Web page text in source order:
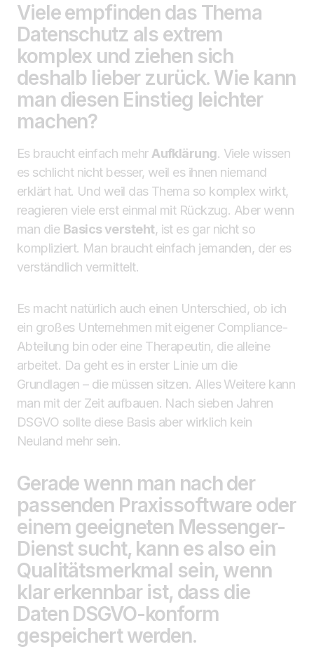
Viele empfinden das Thema
Datenschutz als extrem
komplex und ziehen sich
deshalb lieber zurück. Wie kann
man diesen Einstieg leichter
machen?
Es braucht einfach mehr Aufklärung. Viele wissen
es schlicht nicht besser, weil es ihnen niemand
erklärt hat. Und weil das Thema so komplex wirkt,
reagieren viele erst einmal mit Rückzug. Aber wenn
man die Basics versteht, ist es gar nicht so
kompliziert. Man braucht einfach jemanden, der es
verständlich vermittelt.
Es macht natürlich auch einen Unterschied, ob ich
ein großes Unternehmen mit eigener Compliance-
Abteilung bin oder eine Therapeutin, die alleine
arbeitet. Da geht es in erster Linie um die
Grundlagen – die müssen sitzen. Alles Weitere kann
man mit der Zeit aufbauen. Nach sieben Jahren
DSGVO sollte diese Basis aber wirklich kein
Neuland mehr sein.
Gerade wenn man nach der
passenden Praxissoftware oder
einem geeigneten Messenger-
Dienst sucht, kann es also ein
Qualitätsmerkmal sein, wenn
klar erkennbar ist, dass die
Daten DSGVO-konform
gespeichert werden.